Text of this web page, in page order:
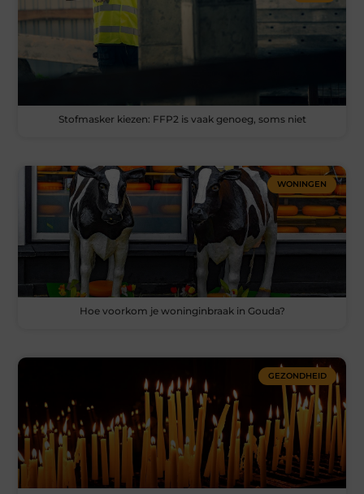
Stofmasker kiezen: FFP2 is vaak genoeg, soms niet
WONINGEN
Hoe voorkom je woninginbraak in Gouda?
GEZONDHEID